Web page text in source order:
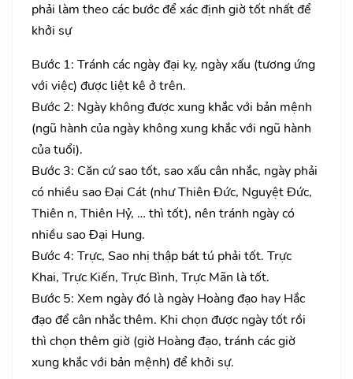
phải làm theo các bước để xác định giờ tốt nhất để
khởi sự
Bước 1: Tránh các ngày đại kỵ, ngày xấu (tương ứng
với việc) được liệt kê ở trên.
Bước 2: Ngày không được xung khắc với bản mệnh
(ngũ hành của ngày không xung khắc với ngũ hành
của tuổi).
Bước 3: Căn cứ sao tốt, sao xấu cân nhắc, ngày phải
có nhiều sao Đại Cát (như Thiên Đức, Nguyệt Đức,
Thiên n, Thiên Hỷ, … thì tốt), nên tránh ngày có
nhiều sao Đại Hung.
Bước 4: Trực, Sao nhị thập bát tú phải tốt. Trực
Khai, Trực Kiến, Trực Bình, Trực Mãn là tốt.
Bước 5: Xem ngày đó là ngày Hoàng đạo hay Hắc
đạo để cân nhắc thêm. Khi chọn được ngày tốt rồi
thì chọn thêm giờ (giờ Hoàng đạo, tránh các giờ
xung khắc với bản mệnh) để khởi sự.